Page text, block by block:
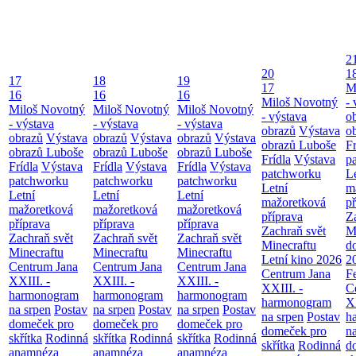
17
16
Miloš Novotný
- výstava
obrazů Výstava
obrazů Luboše
Frídla Výstava
patchworku
Letní
mažoretková
příprava
Zachraň svět
Minecraftu
Centrum Jana
XXIII. -
harmonogram
na srpen Postav
domeček pro
skřítka Rodinná
anamnéza
18
16
Miloš Novotný
- výstava
obrazů Výstava
obrazů Luboše
Frídla Výstava
patchworku
Letní
mažoretková
příprava
Zachraň svět
Minecraftu
Centrum Jana
XXIII. -
harmonogram
na srpen Postav
domeček pro
skřítka Rodinná
anamnéza
19
16
Miloš Novotný
- výstava
obrazů Výstava
obrazů Luboše
Frídla Výstava
patchworku
Letní
mažoretková
příprava
Zachraň svět
Minecraftu
Centrum Jana
XXIII. -
harmonogram
na srpen Postav
domeček pro
skřítka Rodinná
anamnéza
20
17
Miloš Novotný
- výstava
obrazů Výstava
obrazů Luboše
Frídla Výstava
patchworku
Letní
mažoretková
příprava
Zachraň svět
Minecraftu
Letní kino 2026
Centrum Jana
XXIII. -
harmonogram
na srpen Postav
domeček pro
skřítka Rodinná
-